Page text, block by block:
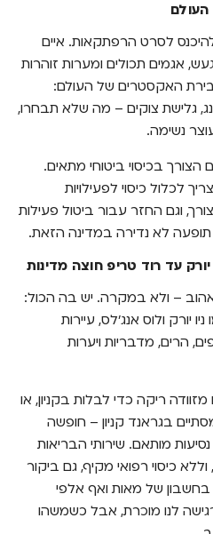
העולם
לסרט הרפתקאות. איים
אגמים תכולים ומערות זוהרות
האקסטרים של העולם:
גלישת צוקים – מה שלא תבחרו,
נשימה.
בכיסוי ביטוחי מתאים.
לכלול כיסוי לפעילויות
וגם החזר עבור ביטול פעילות
לא נדירה במדינה הזאת.
עד רוד טריפ חוצה מדינות
– ולא במקרה. יש בה הכול:
יורק ולוס אנג'לס, עיירות
הרים, מדבריות ויערות
ריקה כדי לבלות בקניון, או
בגראנד קניון – חופשה
מותאם. שירותי הבריאות
כיסוי רפואי מקיף, גם ביקור
של מאות ואף אלפי
לנו מוכרת, אבל כשמשהו